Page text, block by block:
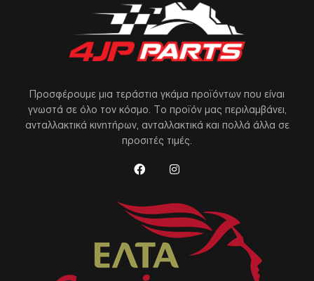
Προσφέρουμε μια τεράστια γκάμα προϊόντων που είναι
γνωστά σε όλο τον κόσμο. Το προϊόν μας περιλαμβάνει,
ανταλλακτικά κινητήρων, ανταλλακτικά και πολλά άλλα σε
προσιτές τιμές.